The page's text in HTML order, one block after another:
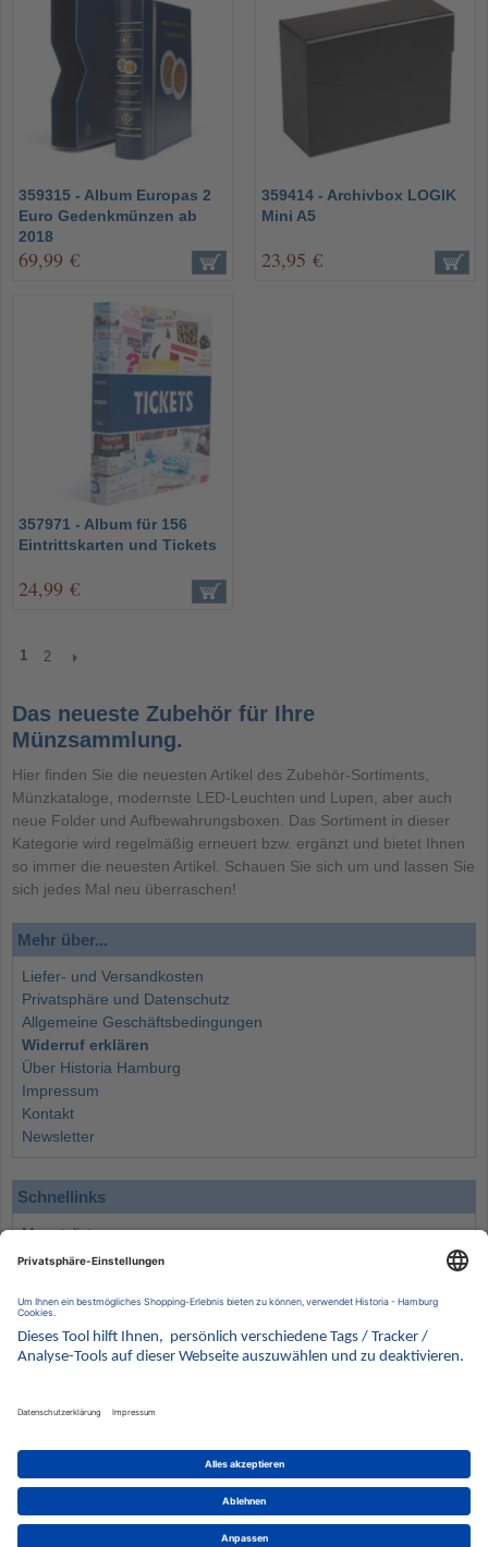
359315 - Album Europas 2
Euro Gedenkmünzen ab
2018
69,99 €
359414 - Archivbox LOGIK
Mini A5
23,95 €
357971 - Album für 156
Eintrittskarten und Tickets
24,99 €
1 2
Das neueste Zubehör für Ihre
Münzsammlung.
Hier finden Sie die neuesten Artikel des Zubehör-Sortiments,
Münzkataloge, modernste LED-Leuchten und Lupen, aber auch
neue Folder und Aufbewahrungsboxen. Das Sortiment in dieser
Kategorie wird regelmäßig erneuert bzw. ergänzt und bietet Ihnen
so immer die neuesten Artikel. Schauen Sie sich um und lassen Sie
sich jedes Mal neu überraschen!
Mehr über...
Liefer- und Versandkosten
Privatsphäre und Datenschutz
Allgemeine Geschäftsbedingungen
Widerruf erklären
Über Historia Hamburg
Impressum
Kontakt
Newsletter
Schnellinks
Monatsliste
Angebote
Wissenswertes
Kontakt
Wir behalten uns vor, für ausgewählte Münzen die Differenzbesteuerung gemäß § 25a UStG
anzuwenden.
Alle Angebote freibleibend solange der Vorrat reicht. Irrtum vorbehalten. Bilder sind
Beispielbilder
Münzen von HISTORIA Münzhandelsgesellschaft mbH